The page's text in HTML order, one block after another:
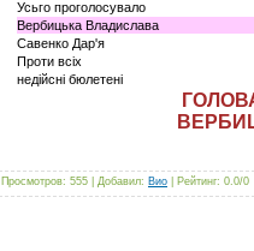
Усьго проголосувало
Вербицька Владислава
Савенко Дар'я
Проти всіх
недійсні бюлетені
Просмотров: 555 Добавил: Вио Рейтинг: 0.0/0